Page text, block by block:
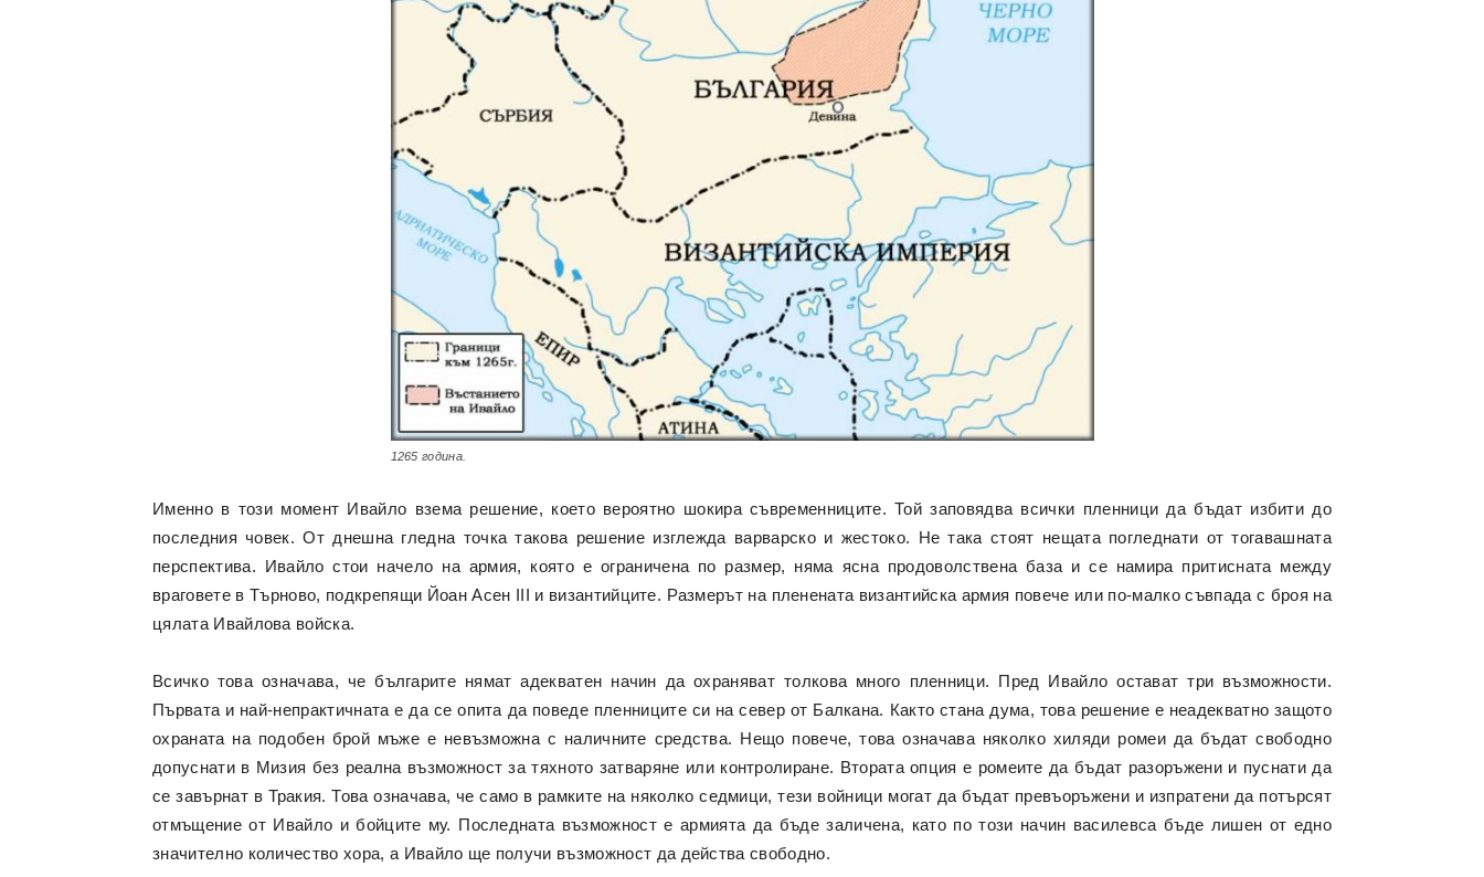
1265 година.
Именно в този момент Ивайло взема решение, което вероятно шокира съвременниците. Той заповядва всички пленници да бъдат избити до
последния човек. От днешна гледна точка такова решение изглежда варварско и жестоко. Не така стоят нещата погледнати от тогавашната
перспектива. Ивайло стои начело на армия, която е ограничена по размер, няма ясна продоволствена база и се намира притисната между
враговете в Търново, подкрепящи Йоан Асен III и византийците. Размерът на пленената византийска армия повече или по-малко съвпада с броя на
цялата Ивайлова войска.
Всичко това означава, че българите нямат адекватен начин да охраняват толкова много пленници. Пред Ивайло остават три възможности.
Първата и най-непрактичната е да се опита да поведе пленниците си на север от Балкана. Както стана дума, това решение е неадекватно защото
охраната на подобен брой мъже е невъзможна с наличните средства. Нещо повече, това означава няколко хиляди ромеи да бъдат свободно
допуснати в Мизия без реална възможност за тяхното затваряне или контролиране. Втората опция е ромеите да бъдат разоръжени и пуснати да
се завърнат в Тракия. Това означава, че само в рамките на няколко седмици, тези войници могат да бъдат превъоръжени и изпратени да потърсят
отмъщение от Ивайло и бойците му. Последната възможност е армията да бъде заличена, като по този начин василевса бъде лишен от едно
значително количество хора, а Ивайло ще получи възможност да действа свободно.